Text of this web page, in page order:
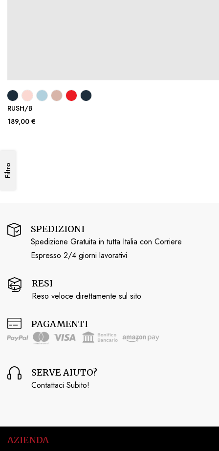
Filtro
RUSH/B
189,00 €
SPEDIZIONI
Spedizione Gratuita in tutta Italia con Corriere
Espresso 2/4 giorni lavorativi
RESI
Reso veloce direttamente sul sito
PAGAMENTI
SERVE AIUTO?
Contattaci Subito!
AZIENDA